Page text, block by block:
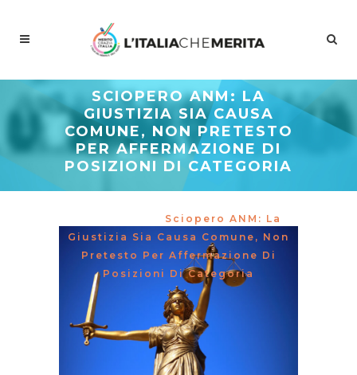
SCIOPERO ANM: LA
GIUSTIZIA SIA CAUSA
COMUNE, NON PRETESTO
PER AFFERMAZIONE DI
POSIZIONI DI CATEGORIA
Sciopero ANM: La
Giustizia Sia Causa Comune, Non
Pretesto Per Affermazione Di
Posizioni Di Categoria